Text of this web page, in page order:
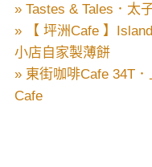
» Tastes & Tales．太
» 【 坪洲Cafe 】
小店自家製薄餅
» 東街咖啡Cafe 34T
Cafe